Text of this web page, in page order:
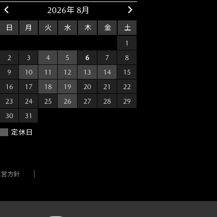
2026年 8月
日 月 火 水 木 金
土
1
2
3 4 5 6 7
8
9
10 11 12 13 14
15
16
17 18 19 20 21
22
23
24 25 26 27 28
29
30
31
定休日
方針